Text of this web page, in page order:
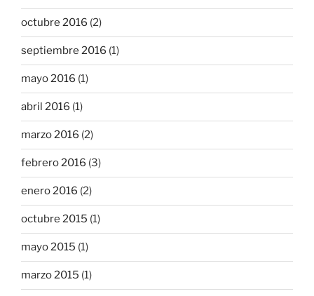
octubre 2016 (2)
septiembre 2016 (1)
mayo 2016 (1)
abril 2016 (1)
marzo 2016 (2)
febrero 2016 (3)
enero 2016 (2)
octubre 2015 (1)
mayo 2015 (1)
marzo 2015 (1)